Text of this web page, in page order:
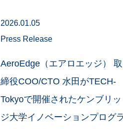
2026.01.05
Press Release
AeroEdge（エアロエッジ） 取
締役COO/CTO 水田がTECH-
Tokyoで開催されたケンブリッ
ジ大学イノベーションプログラ